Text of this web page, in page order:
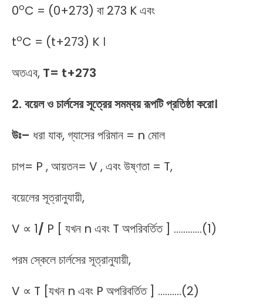
0oC = (0+273) বা 273 K এবং
toC = (t+273) K ।
অতএব, T= t+273
2. বয়েল ও চার্লসের সূত্রের সমম্বয় রূপটি প্রতিষ্ঠা করো।
উঃ– ধরা যাক, গ্যাসের পরিমান = n মোল
চাপ= P , আয়তন= V , এবং উষ্ণতা = T,
বয়েলের সূত্রানুযায়ী,
V ∝ 1/ P [ যখন n এবং T অপরিবর্তিত ] …………(1)
পরম স্কেলে চার্লসের সূত্রানুযায়ী,
V ∝ T [যখন n এবং P অপরিবর্তিত ] ……….(2)